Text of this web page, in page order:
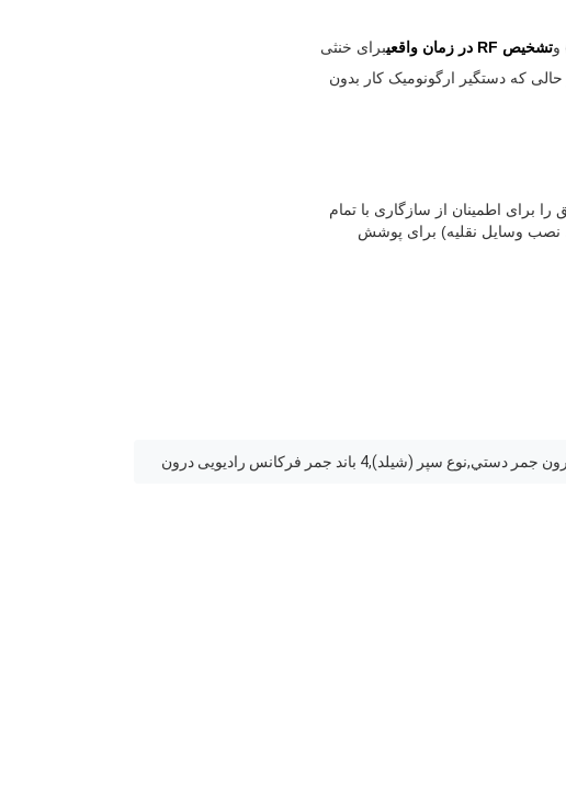
تشخیص RF در زمان واقعی
برای خنثی
که دستگیر ارگونومیک کار بدون
دقیق را برای اطمینان از سازگاری با تمام
نصب وسایل نقلیه) برای پوشش